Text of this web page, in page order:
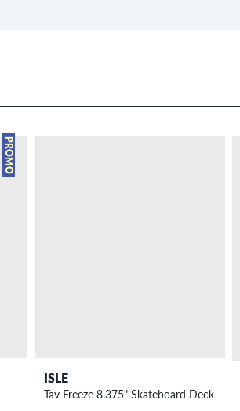
PROMO
ISLE
Tav Freeze 8.375" Skateboard Deck